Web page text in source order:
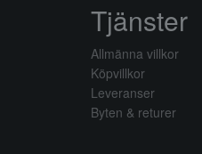
Tjänster
Allmänna villkor
Köpvillkor
Leveranser
Byten & returer